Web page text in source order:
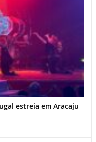
estreia em Aracaju